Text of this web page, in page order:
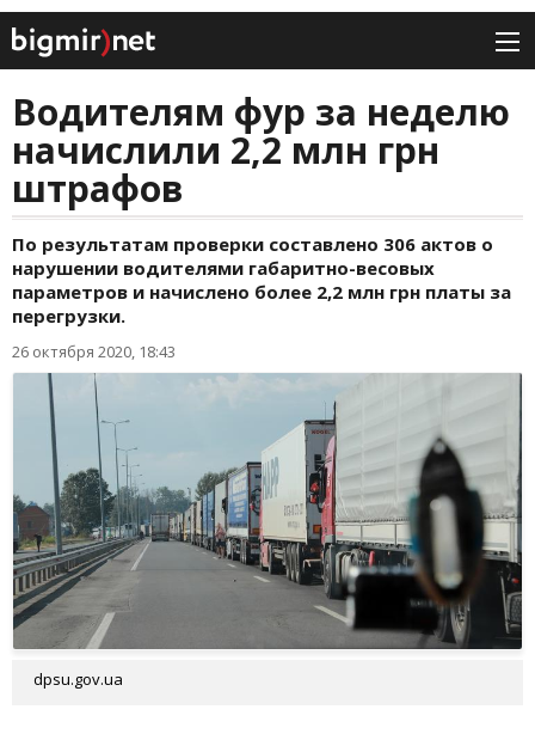
Водителям фур за неделю
начислили 2,2 млн грн
штрафов
По результатам проверки составлено 306 актов о
нарушении водителями габаритно-весовых
параметров и начислено более 2,2 млн грн платы за
перегрузки.
26 октября 2020, 18:43
dpsu.gov.ua